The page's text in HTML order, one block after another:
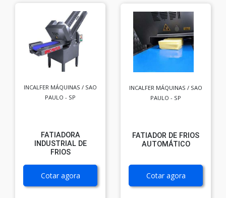
INCALFER MÁQUINAS / SAO
PAULO - SP
FATIADORA
INDUSTRIAL DE
FRIOS
Cotar agora
INCALFER MÁQUINAS / SAO
PAULO - SP
FATIADOR DE FRIOS
AUTOMÁTICO
Cotar agora